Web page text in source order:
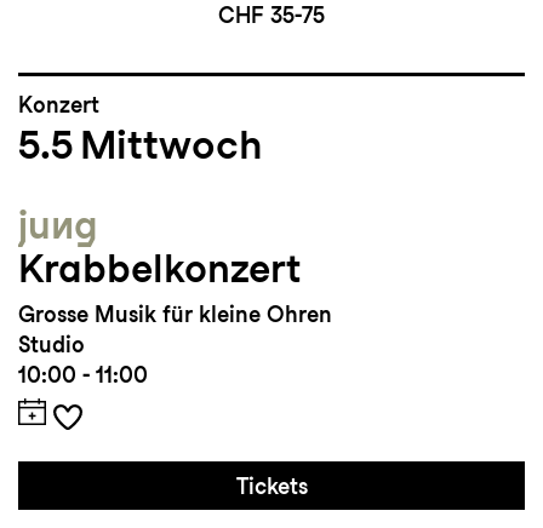
CHF 35-75
Konzert
5.5 Mittwoch
jung
Krabbelkonzert
Grosse Musik für kleine Ohren
Studio
10:00 - 11:00
Tickets